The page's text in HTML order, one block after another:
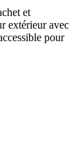
et
extérieur avec
pour